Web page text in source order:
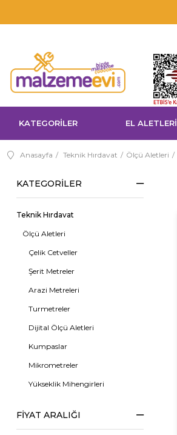
KATEGORİLER EL ALETLERİ
Anasayfa Teknik Hırdavat Ölçü Aletleri
KATEGORILER
Teknik Hırdavat
Ölçü Aletleri
Çelik Cetveller
Şerit Metreler
Arazi Metreleri
Turmetreler
Dijital Ölçü Aletleri
Kumpaslar
Mikrometreler
Yükseklik Mihengirleri
FIYAT ARALIĞI